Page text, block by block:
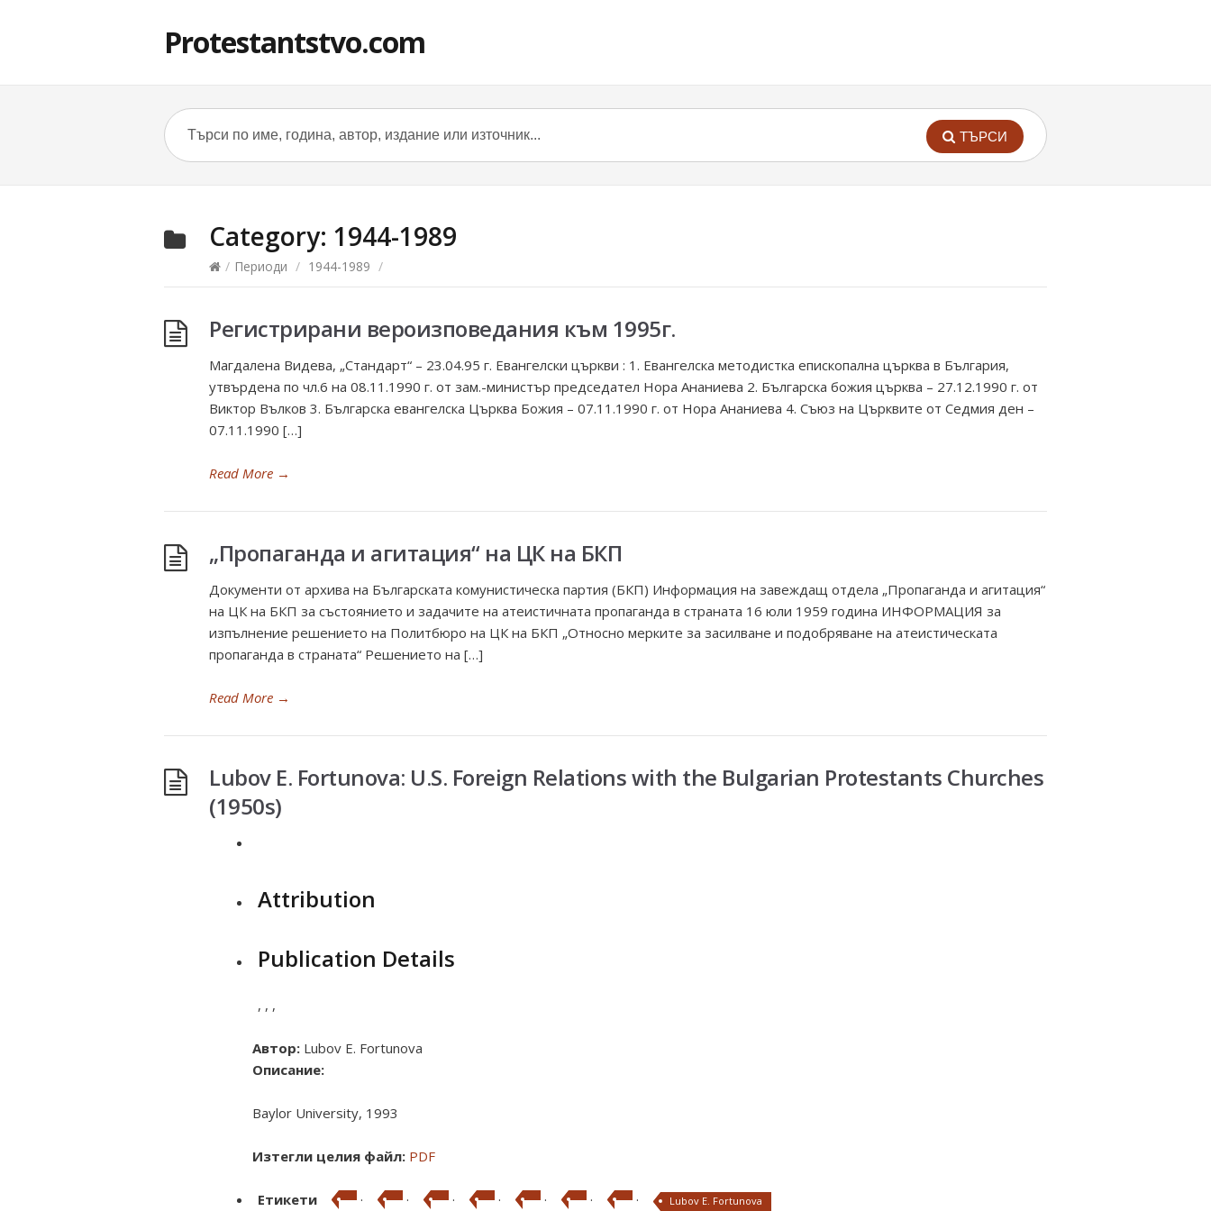
Protestantstvo.com
ТЪРСИ
Category: 1944-1989
/ Периоди / 1944-1989 /
Регистрирани вероизповедания към 1995г.
Магдалена Видева, „Стандарт“ – 23.04.95 г. Евангелски църкви : 1. Евангелска методистка епископална църква в България,
утвърдена по чл.6 на 08.11.1990 г. от зам.-министър председател Нора Ананиева 2. Българска божия църква – 27.12.1990 г. от
Виктор Вълков 3. Българска евангелска Църква Божия – 07.11.1990 г. от Нора Ананиева 4. Съюз на Църквите от Седмия ден –
07.11.1990 […]
Read More →
„Пропаганда и агитация“ на ЦК на БКП
Документи от архива на Българската комунистическа партия (БКП) Информация на завеждащ отдела „Пропаганда и агитация“
на ЦК на БКП за състоянието и задачите на атеистичната пропаганда в страната 16 юли 1959 година ИНФОРМАЦИЯ за
изпълнение решението на Политбюро на ЦК на БКП „Относно мерките за засилване и подобряване на атеистическата
пропаганда в страната“ Решението на […]
Read More →
Lubov E. Fortunova: U.S. Foreign Relations with the Bulgarian Protestants Churches
(1950s)
Attribution
Publication Details
, , ,
Автор: Lubov E. Fortunova
Описание:
Baylor University, 1993
Изтегли целия файл: PDF
Етикети · · · · · · · Lubov E. Fortunova